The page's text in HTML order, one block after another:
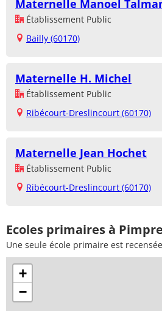
Maternelle Manoel
Établissement Public
Bailly (60170)
Maternelle H. Michel
Établissement Public
Ribécourt-Dreslincourt (60170)
Maternelle Jean Hochet
Établissement Public
Ribécourt-Dreslincourt (60170)
Ecoles primaires à
Une seule école primaire est
+
−